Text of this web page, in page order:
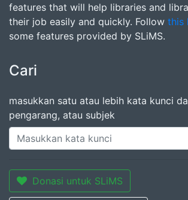
features that will help libraries and
their job easily and quickly. Follow this
some features provided by SLiMS.
Cari
masukkan satu atau lebih kata kunci
pengarang, atau subjek
Donasi untuk SLiMS